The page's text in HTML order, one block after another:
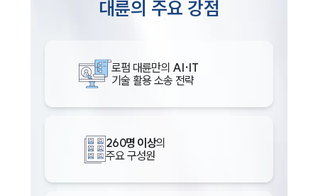
대륜의 주요 강점
로펌 대륜만의 AI·IT
기술 활용 소송 전략
260명 이상의
주요 구성원